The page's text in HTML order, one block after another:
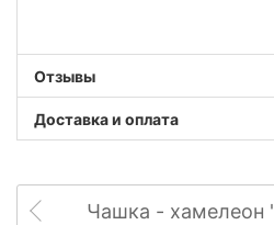
Отзывы
Доставка и оплата
Чашка - хамелеон